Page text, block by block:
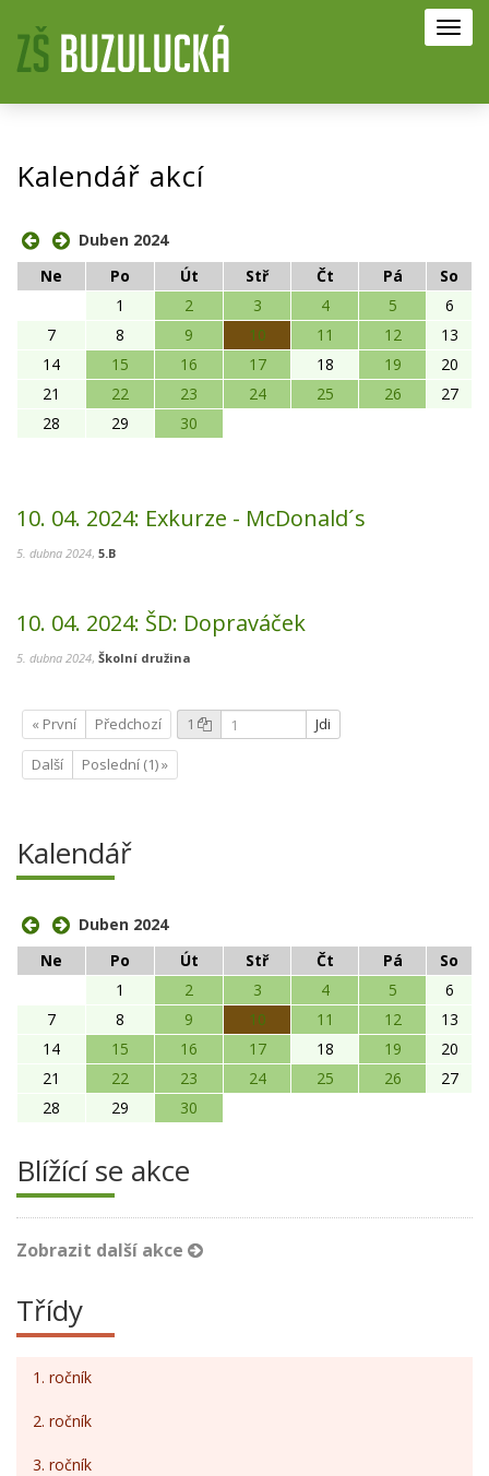
Kalendář akcí
Duben 2024
Ne
Po Út Stř Čt Pá
So
1
2 3 4 5
6
7
8 9 10 11 12
13
14
15 16 17 18 19
20
21
22 23 24 25 26
27
28
29 30
10. 04. 2024: Exkurze - McDonald´s
5. dubna 2024, 5.B
10. 04. 2024: ŠD: Dopraváček
5. dubna 2024, Školní družina
« První Předchozí 1 Jdi
Další Poslední (1) »
Kalendář
Duben 2024
Ne
Po Út Stř Čt Pá
So
1
2 3 4 5
6
7
8 9 10 11 12
13
14
15 16 17 18 19
20
21
22 23 24 25 26
27
28
29 30
Blížící se akce
Zobrazit další akce
Třídy
1. ročník
2. ročník
3. ročník